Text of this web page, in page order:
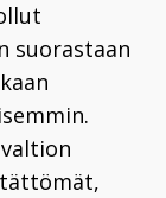
suorastaan